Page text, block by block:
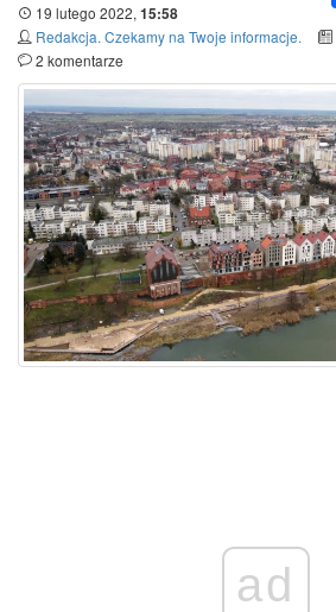
19 lutego 2022, 15:58
Redakcja. Czekamy na Twoje informacje.
2 komentarze
ad